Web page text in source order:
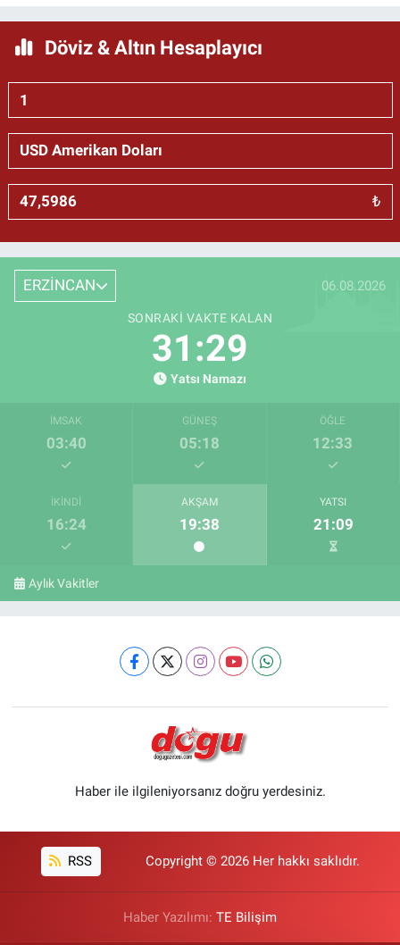
Döviz & Altın Hesaplayıcı
₺
ERZİNCAN 06.08.2026
SONRAKI VAKTE KALAN
31:28
Yatsı Namazı
İMSAK
03:40
GÜNEŞ
05:18
ÖĞLE
12:33
İKINDI
16:24
AKŞAM
19:38
YATSI
21:09
Aylık Vakitler
Haber ile ilgileniyorsanız doğru yerdesiniz.
RSS Copyright © 2026 Her hakkı saklıdır.
Haber Yazılımı: TE Bilişim